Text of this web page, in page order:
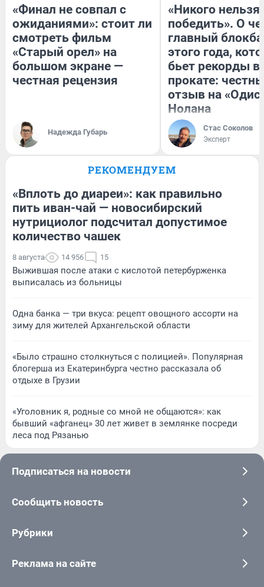
«Финал не совпал с
ожиданиями»: стоит ли
смотреть фильм
«Старый орел» на
большом экране —
честная рецензия
Надежда Губарь
«Никого нельзя
победить». О
главный
этого года,
бьет рекорды в
прокате:
отзыв на
Нолана
Стас Соколов
Эксперт
РЕКОМЕНДУЕМ
«Вплоть до диареи»: как правильно
пить иван-чай — новосибирский
нутрициолог подсчитал допустимое
количество чашек
8 августа 14 956 15
Выжившая после атаки с кислотой петербурженка
выписалась из больницы
Одна банка — три вкуса: рецепт овощного ассорти на
зиму для жителей Архангельской области
«Было страшно столкнуться с полицией». Популярная
блогерша из Екатеринбурга честно рассказала об
отдыхе в Грузии
«Уголовник я, родные со мной не общаются»: как
бывший «афганец» 30 лет живет в землянке посреди
леса под Рязанью
Подписаться на новости
Сообщить новость
Рубрики
Реклама на сайте